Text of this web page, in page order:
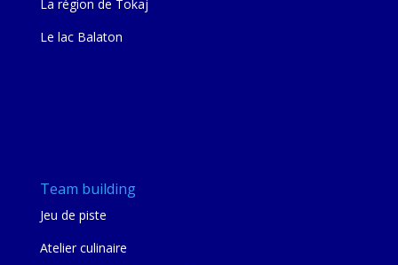
La région de Tokaj
Le lac Balaton
Team building
Jeu de piste
Atelier culinaire